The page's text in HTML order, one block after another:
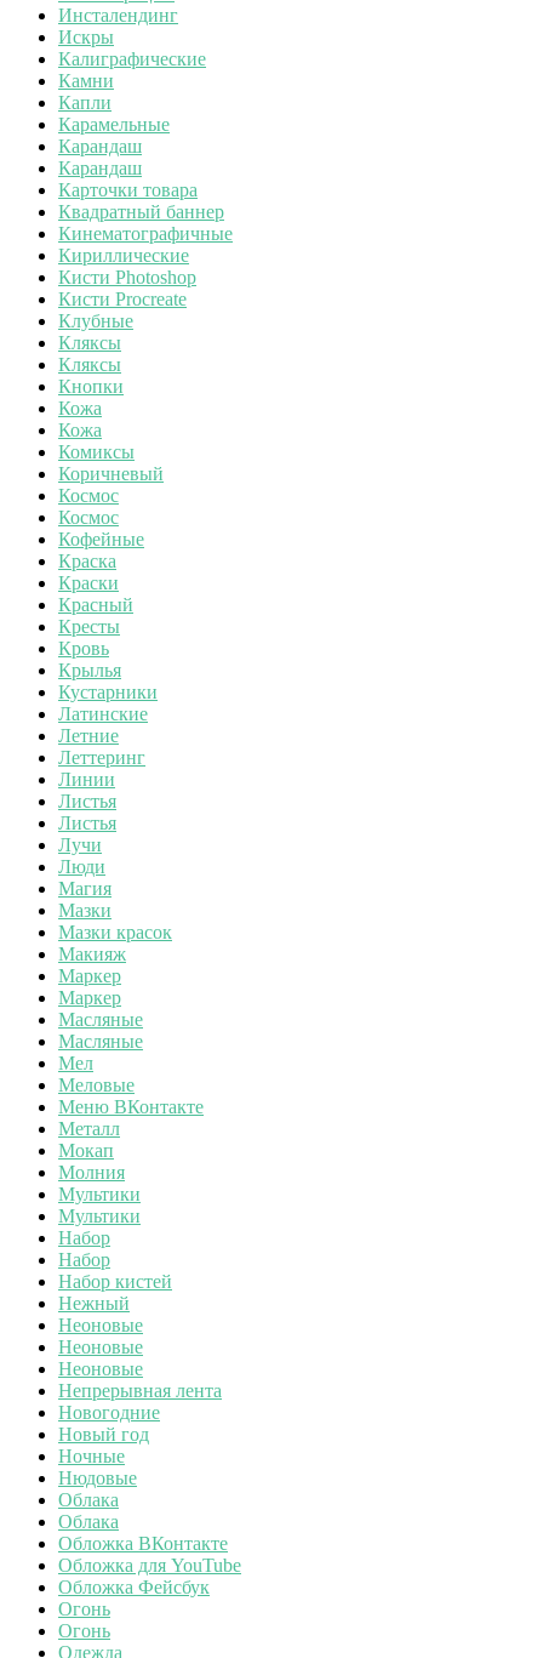
Инсталендинг
Искры
Калиграфические
Камни
Капли
Карамельные
Карандаш
Карандаш
Карточки товара
Квадратный баннер
Кинематографичные
Кириллические
Кисти Photoshop
Кисти Procreate
Клубные
Кляксы
Кляксы
Кнопки
Кожа
Кожа
Комиксы
Коричневый
Космос
Космос
Кофейные
Краска
Краски
Красный
Кресты
Кровь
Крылья
Кустарники
Латинские
Летние
Леттеринг
Линии
Листья
Листья
Лучи
Люди
Магия
Мазки
Мазки красок
Макияж
Маркер
Маркер
Масляные
Масляные
Мел
Меловые
Меню ВКонтакте
Металл
Мокап
Молния
Мультики
Мультики
Набор
Набор
Набор кистей
Нежный
Неоновые
Неоновые
Неоновые
Непрерывная лента
Новогодние
Новый год
Ночные
Нюдовые
Облака
Облака
Обложка ВКонтакте
Обложка для YouTube
Обложка Фейсбук
Огонь
Огонь
Одежда